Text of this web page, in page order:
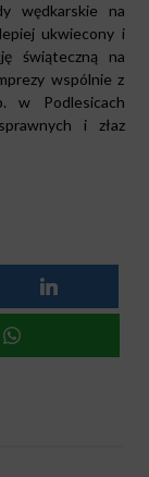
wędkarskie na
ukwiecony i
świąteczną na
wspólnie z
w Podlesicach
i złaz